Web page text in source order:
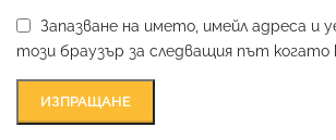
Запазване на името, имейл адреса и
този браузър за следващия път когато